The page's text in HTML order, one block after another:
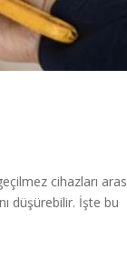
cihazları
düşürebilir. İşte bu